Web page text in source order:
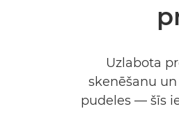
Uzlabota
skenēšanu
pudeles — šīs